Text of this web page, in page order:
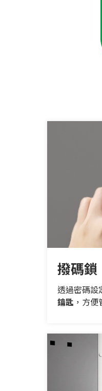
撥碼鎖
透過密碼設
鑰匙 ，方